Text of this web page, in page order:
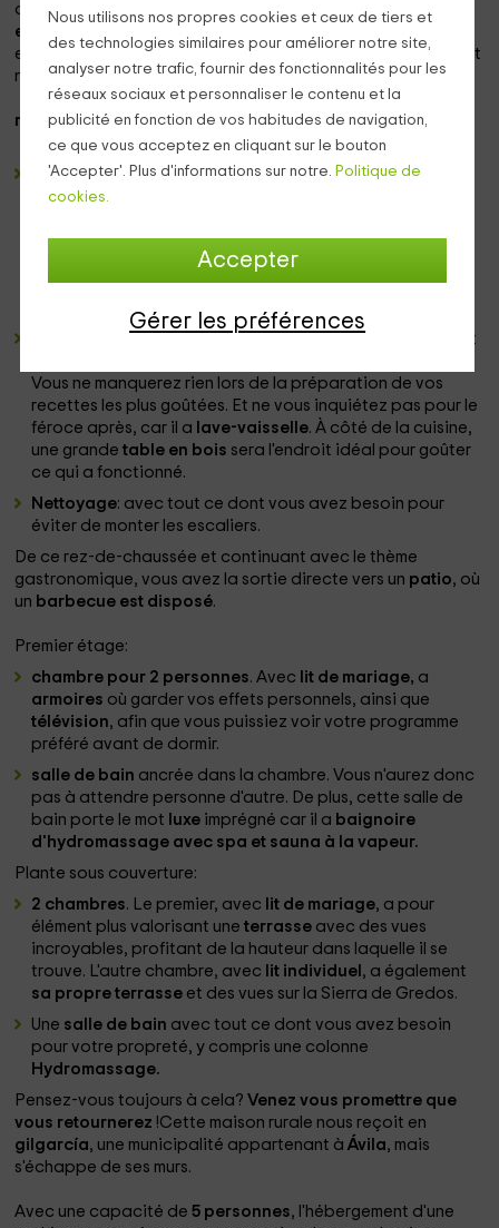
Nous utilisons nos propres cookies et ceux de tiers et
des technologies similaires pour améliorer notre site,
analyser notre trafic, fournir des fonctionnalités pour les
réseaux sociaux et personnaliser le contenu et la
publicité en fonction de vos habitudes de navigation,
ce que vous acceptez en cliquant sur le bouton
'Accepter'. Plus d'informations sur notre.
Politique de
cookies.
Accepter
Gérer les préférences
de sa capacité, est idéale pour un caractère
romantique
en tant que couple,
et de leur disposition. Nous connaîtrons les avantages dont
nous parlons.
rez-de-chaussée:
salon:agrand canapérouge domine l'espace à côté de
la fenêtre. De lui, vous pouvez voir le film que vous voulez
Homecinema. Vous n'aurez qu'à mettre le pop-corn! L'un
ou l'autre film, est-ce que ce bavardage est distendu
avec le vôtre, lacheminéesera votre partenaire le plus
: Les meubles en bois et le comptoir en granit sont
Vous ne manquerez rien lors de la préparation de vos
recettes les plus goûtées. Et ne vous inquiétez pas pour le
féroce après, car il a lave-vaisselle. À côté de la cuisine,
une grandetable en bois sera l'endroit idéal pour goûter
ce qui a fonctionné.
Nettoyage: avec tout ce dont vous avez besoin pour
éviter de monter les escaliers.
De ce rez-de-chaussée et continuant avec le thème
gastronomique, vous avez la sortie directe vers un patio, où
un barbecue est disposé.
Premier étage:
chambre pour 2 personnes. Avec lit de mariage, a
armoires où garder vos effets personnels, ainsi que
télévision, afin que vous puissiez voir votre programme
préféré avant de dormir.
salle de bain ancrée dans la chambre. Vous n'aurez donc
pas à attendre personne d'autre. De plus, cette salle de
bain porte le mot luxe imprégné car il a baignoire
d'hydromassage avec spa et sauna à la vapeur.
Plante sous couverture:
2 chambres. Le premier, avec lit de mariage, a pour
élément plus valorisant uneterrasse avec des vues
incroyables, profitant de la hauteur dans laquelle il se
trouve. L'autre chambre, avec lit individuel , a également
sa propre terrasse et des vues sur la Sierra de Gredos.
Une salle de bain avec tout ce dont vous avez besoin
pour votre propreté, y compris une colonne
Hydromassage.
Pensez-vous toujours à cela?Venez vous promettre que
vous retournerez !Cette maison rurale nous reçoit en
gilgarcía, une municipalité appartenant àÁvila, mais
s'échappe de ses murs.
Avec une capacité de5 personnes, l'hébergement d'une